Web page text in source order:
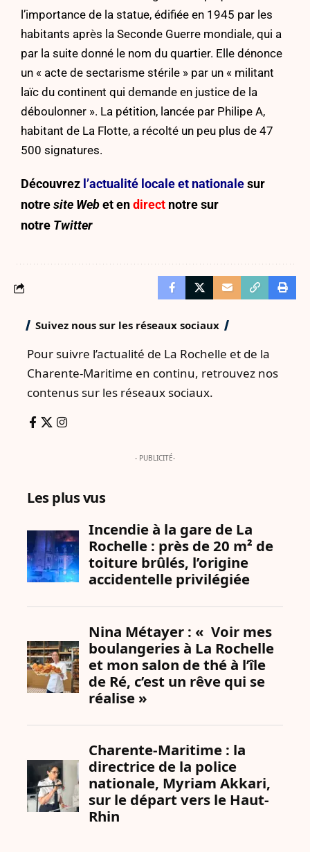
l’importance de la statue, édifiée en 1945 par les
habitants après la Seconde Guerre mondiale, qui a
par la suite donné le nom du quartier. Elle dénonce
un « acte de sectarisme stérile » par un « militant
laïc du continent qui demande en justice de la
déboulonner ». La pétition, lancée par Philipe A,
habitant de La Flotte, a récolté un peu plus de 47
500 signatures.
Découvrez l’actualité locale et nationalesur
notresite Webet endirect notre sur
notre Twitter
Suivez nous sur les réseaux sociaux
Pour suivre l’actualité de La Rochelle et de la
Charente-Maritime en continu, retrouvez nos
contenus sur les réseaux sociaux.
- PUBLICITÉ-
Les plus vus